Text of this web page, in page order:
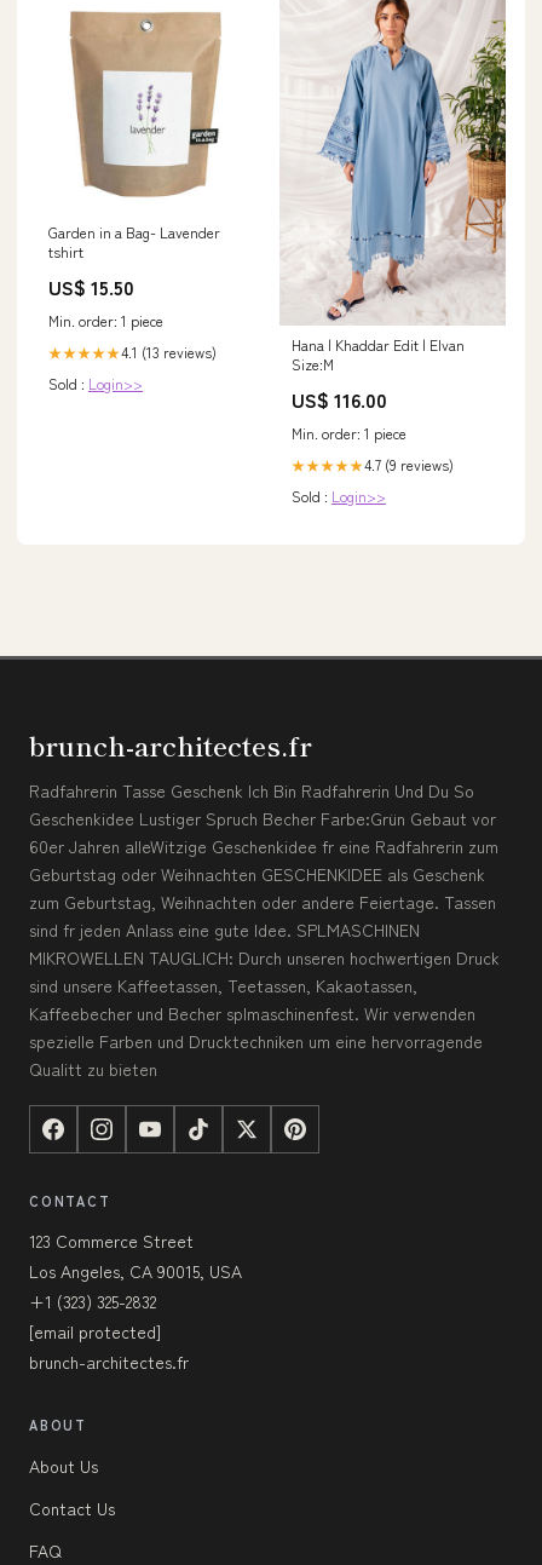
Garden in a Bag- Lavender
tshirt
US$ 15.50
Min. order: 1 piece
★★★★★4.1 (13 reviews)
Sold : Login>>
Hana | Khaddar Edit | Elvan
Size:M
US$ 116.00
Min. order: 1 piece
★★★★★4.7 (9 reviews)
Sold : Login>>
brunch-architectes.fr
Radfahrerin Tasse Geschenk Ich Bin Radfahrerin Und Du So
Geschenkidee Lustiger Spruch Becher Farbe:Grün Gebaut vor
60er Jahren alleWitzige Geschenkidee fr eine Radfahrerin zum
Geburtstag oder Weihnachten GESCHENKIDEE als Geschenk
zum Geburtstag, Weihnachten oder andere Feiertage. Tassen
sind fr jeden Anlass eine gute Idee. SPLMASCHINEN
MIKROWELLEN TAUGLICH: Durch unseren hochwertigen Druck
sind unsere Kaffeetassen, Teetassen, Kakaotassen,
Kaffeebecher und Becher splmaschinenfest. Wir verwenden
spezielle Farben und Drucktechniken um eine hervorragende
Qualitt zu bieten
CONTACT
123 Commerce Street
Los Angeles, CA 90015, USA
+1 (323) 325-2832
[email protected]
brunch-architectes.fr
ABOUT
About Us
Contact Us
FAQ